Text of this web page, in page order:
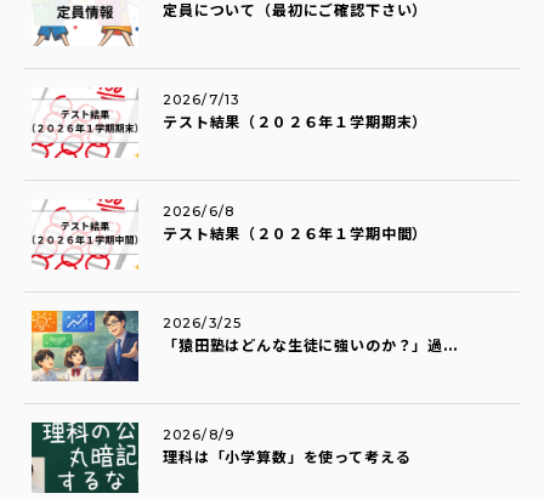
定員について（最初にご確認下さい）
テスト結果（２０２６年１学期期末）
2026/7/13
テスト結果（２０２６年１学期中間）
2026/6/8
「猿田塾はどんな生徒に強いのか？」過...
2026/3/25
理科は「小学算数」を使って考える
2026/8/9